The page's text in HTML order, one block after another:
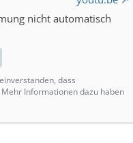
nicht automatisch
dass
Informationen dazu haben